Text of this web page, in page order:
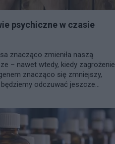
psychiczne w czasie
znacząco zmieniła naszą
– nawet wtedy, kiedy zagrożenie
znacząco się zmniejszy,
odczuwać jeszcze...